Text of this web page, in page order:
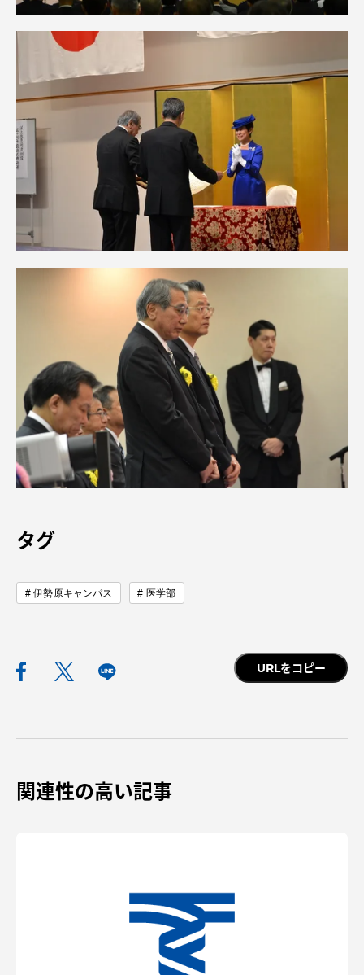
タグ
伊勢原キャンパス 医学部
URLをコピー
関連性の高い記事
認証評価
教育研究上の目的及び養成する人材像と３つの
ポリシー
資料請求 お問い合わせ
在学生・保護者向けポータル（TIPS） 本学教職員向け情報
中文